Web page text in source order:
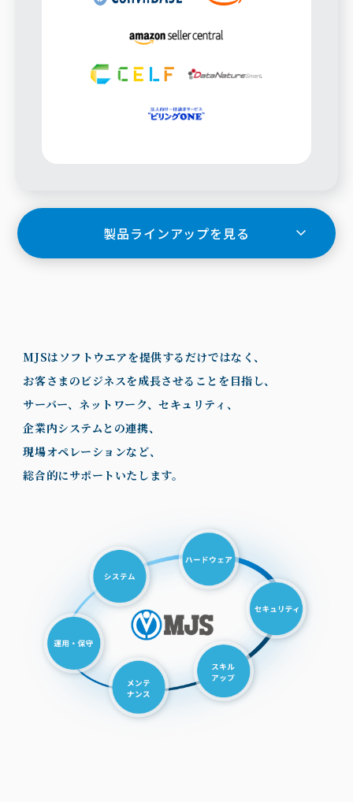
製品ラインアップを見る
MJSはソフトウエアを提供するだけではなく、
お客さまのビジネスを成長させることを目指し、
サーバー、ネットワーク、セキュリティ、
企業内システムとの連携、
現場オペレーションなど、
総合的にサポートいたします。